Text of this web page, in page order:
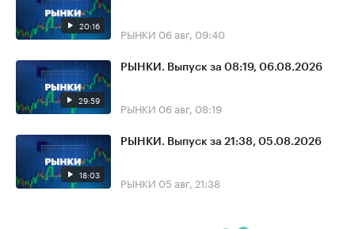
20:16 РЫНКИ 06 авг, 09:40
29:59
РЫНКИ. Выпуск за 08:19, 06.08.2026
РЫНКИ 06 авг, 08:19
18:03
РЫНКИ. Выпуск за 21:38, 05.08.2026
РЫНКИ 05 авг, 21:38